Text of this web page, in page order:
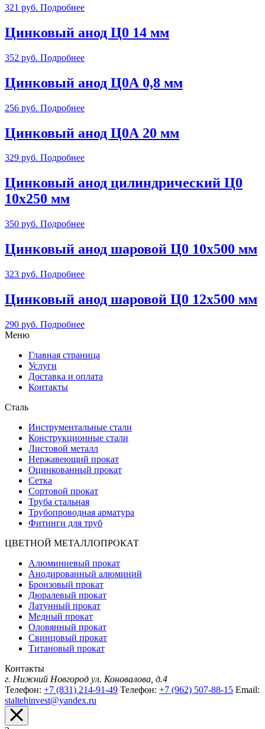
321 руб. Подробнее
Цинковый анод Ц0 14 мм
352 руб. Подробнее
Цинковый анод Ц0А 0,8 мм
256 руб. Подробнее
Цинковый анод Ц0А 20 мм
329 руб. Подробнее
Цинковый анод цилиндрический Ц0
10х250 мм
350 руб. Подробнее
Цинковый анод шаровой Ц0 10х500 мм
323 руб. Подробнее
Цинковый анод шаровой Ц0 12х500 мм
290 руб. Подробнее
Меню
Главная страница
Услуги
Доставка и оплата
Контакты
Сталь
Инструментальные стали
Конструкционные стали
Листовой металл
Нержавеющий прокат
Оцинкованный прокат
Сетка
Сортовой прокат
Труба стальная
Трубопроводная арматура
Фитинги для труб
ЦВЕТНОЙ МЕТАЛЛОПРОКАТ
Алюминиевый прокат
Анодированный алюминий
Бронзовый прокат
Дюралевый прокат
Латунный прокат
Медный прокат
Оловянный прокат
Свинцовый прокат
Титановый прокат
Контакты
г. Нижний Новгород ул. Коновалова, д.4
Телефон: +7 (831) 214-91-49 Телефон: +7 (962) 507-88-15 Email:
staltehinvest@yandex.ru